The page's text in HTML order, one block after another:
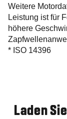
Weitere
Leistung ist für
höhere
* ISO 14396
Laden